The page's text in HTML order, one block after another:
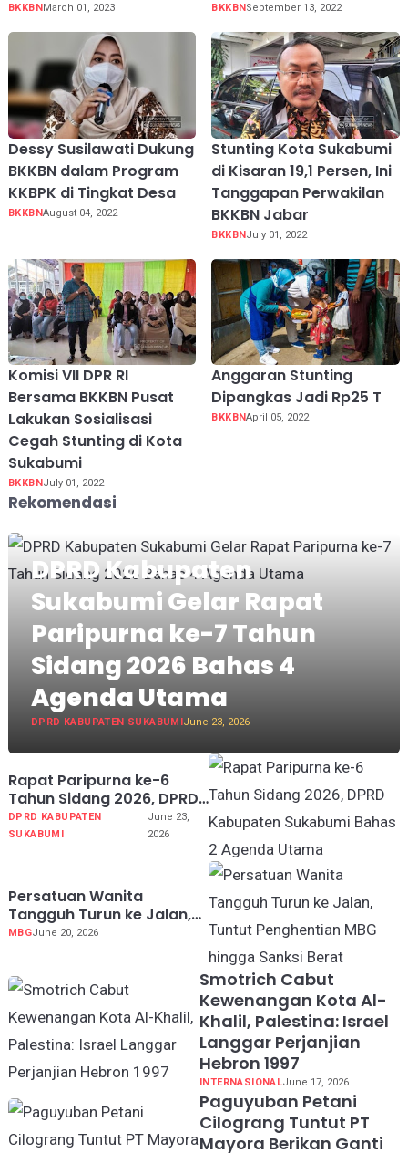
BKKBN March 01, 2023 BKKBN September 13, 2022
Dessy Susilawati Dukung
BKKBN dalam Program
KKBPK di Tingkat Desa
BKKBNAugust 04, 2022
Stunting Kota Sukabumi
di Kisaran 19,1 Persen, Ini
Tanggapan Perwakilan
BKKBN Jabar
BKKBNJuly 01, 2022
Komisi VII DPR RI
Bersama BKKBN Pusat
Lakukan Sosialisasi
Cegah Stunting di Kota
Sukabumi
BKKBNJuly 01, 2022
Anggaran Stunting
Dipangkas Jadi Rp25 T
BKKBNApril 05, 2022
Rekomendasi
DPRD Kabupaten
Sukabumi Gelar Rapat
Paripurna ke-7 Tahun
Sidang 2026 Bahas 4
Agenda Utama
DPRD KABUPATEN SUKABUMIJune 23, 2026
Rapat Paripurna ke-6
Tahun Sidang 2026, DPRD
Kabupaten Sukabumi
Bahas 2 Agenda Utama
DPRD KABUPATEN
SUKABUMI
June 23,
2026
Persatuan Wanita
Tangguh Turun ke Jalan,
Tuntut Penghentian MBG
MBGJune 20, 2026
Smotrich Cabut
Kewenangan Kota Al-
Khalil, Palestina: Israel
Langgar Perjanjian
Hebron 1997
INTERNASIONALJune 17, 2026
Paguyuban Petani
Cilograng Tuntut PT
Mayora Berikan Ganti